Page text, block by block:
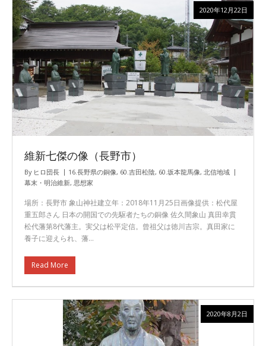
維新七傑の像（長野市）
By ヒロ団長 16.長野県の銅像, 60.吉田松陰, 60.坂本龍馬像, 北信地域
幕末・明治維新, 思想家
場所：長野市 象山神社建立年：2018年11月25日画像提供：松代屋
重五郎さん 日本の開国での先駆者たちの銅像 佐久間象山 真田幸貫
松代藩第8代藩主。実父は松平定信。曾祖父は徳川吉宗。真田家に
養子に迎えられ、藩…
Read More
2020年12月22日
2020年8月2日